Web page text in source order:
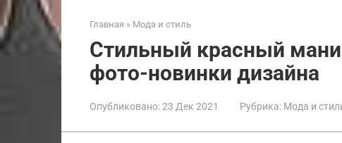
Главная » Мода и стиль
Стильный красный
фото-новинки дизайна
Опубликовано:23 Дек 2021 Рубрика: Мода и